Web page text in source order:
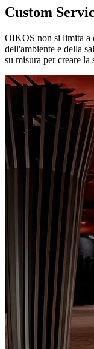
Custom
OIKOS non si limita a
dell'ambiente e della
su misura per creare la